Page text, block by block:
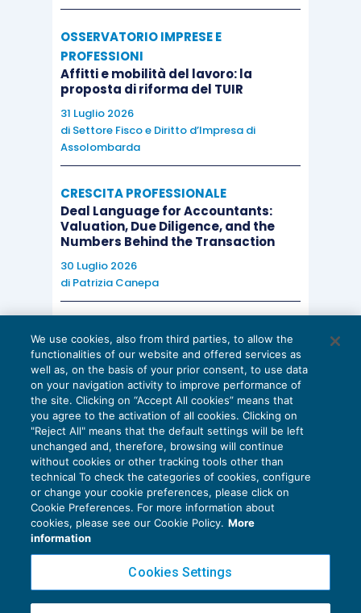
OSSERVATORIO IMPRESE E
PROFESSIONI
Affitti e mobilità del lavoro: la
proposta di riforma del TUIR
31 Luglio 2026
di Settore Fisco e Diritto d’Impresa di
Assolombarda
CRESCITA PROFESSIONALE
Deal Language for Accountants:
Valuation, Due Diligence, and the
Numbers Behind the Transaction
30 Luglio 2026
di Patrizia Canepa
EU AI Act e studi professionali: le
scadenze concrete
27 Luglio 2026
di Diego BarberieStefano Dovier
Privacy Policy
Cookie Policy
Copyright 2016 ©Gruppo Euroconference S.p.A.v2.32.4
We use cookies, also from third parties, to allow the
functionalities of our website and offered services as
well as, on the basis of your prior consent, to use data
on your navigation activity to improve performance of
the site. Clicking on “Accept All cookies” means that
you agree to the activation of all cookies. Clicking on
"Reject All" means that the default settings will be left
unchanged and, therefore, browsing will continue
without cookies or other tracking tools other than
technical To check the categories of cookies, configure
or change your cookie preferences, please click on
Cookie Preferences. For more information about
cookies, please see our Cookie Policy. More
information
Cookies Settings